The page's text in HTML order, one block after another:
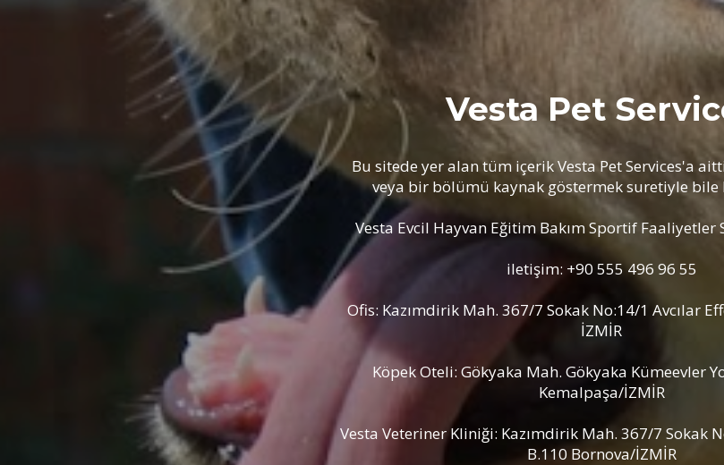
Vesta Pet
Bu sitede yer alan tüm içerik Vesta Pet Services'a
veya bir bölümü kaynak göstermek suretiyle bile
Vesta Evcil Hayvan Eğitim Bakım Sportif Faaliyetler
iletişim: +90 555 496 96 55
Ofis: Kazımdirik Mah. 367/7 Sokak No:14/1 Avcılar
İZMİR
Köpek Oteli: Gökyaka Mah. Gökyaka Kümeevler
Kemalpaşa/İZMİR
Vesta Veteriner Kliniği: Kazımdirik Mah. 367/7 Sokak
B.110 Bornova/İZMİR